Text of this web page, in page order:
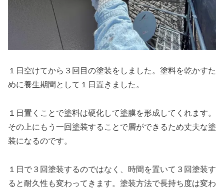
１日空けてから３回目の塗装をしました。塗料を乾かすた
めに養生期間として１日置きました。
１日置くことで塗料は硬化して塗膜を形成してくれます。
その上にもう一回塗装することで層ができるため丈夫な塗
装になるのです。
１日で３回塗装するのではなく、時間を置いて３回塗装す
ると耐久性も変わってきます。塗装方法で長持ち度は変わ